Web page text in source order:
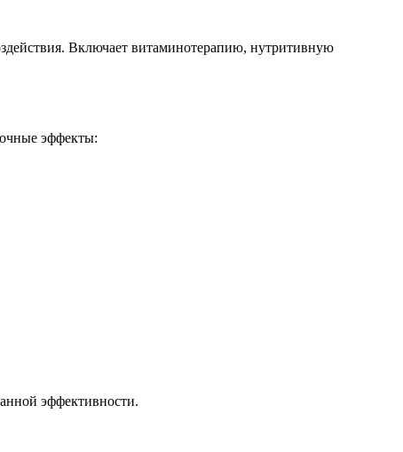
Включает витаминотерапию, нутритивную
эффекты:
эффективности.